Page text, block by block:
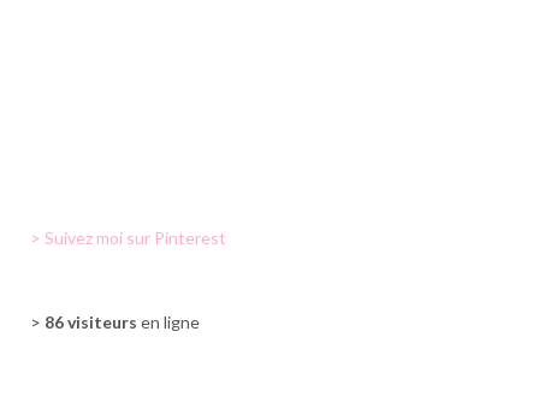
> Suivez moi sur Pinterest
> 86 visiteurs en ligne